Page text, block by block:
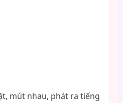
mút nhau, phát ra tiếng